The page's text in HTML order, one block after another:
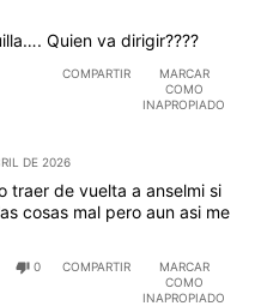
Quien va dirigir????
COMPARTIR
MARCAR
COMO
INAPROPIADO
DE 2026
traer de vuelta a anselmi si
cosas mal pero aun asi me
0 COMPARTIR
MARCAR
COMO
INAPROPIADO